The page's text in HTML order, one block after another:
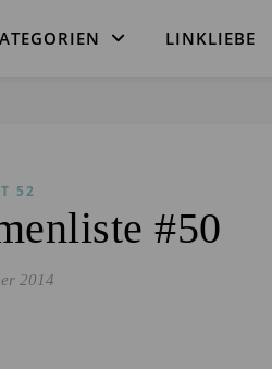
LINKLIEBE
52
#50
2014